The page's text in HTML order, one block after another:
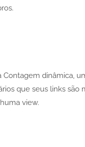
Contagem dinâmica,
que seus links são
view.